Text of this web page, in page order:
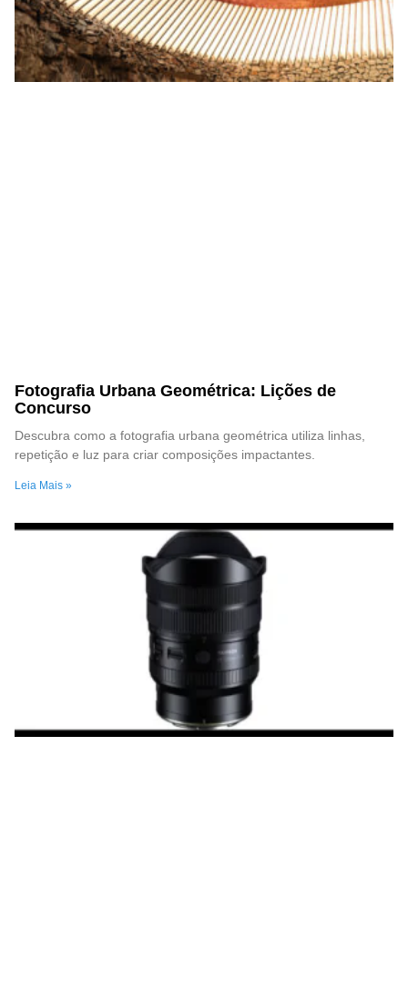
Fotografia Urbana Geométrica: Lições de
Concurso
Descubra como a fotografia urbana geométrica utiliza linhas,
repetição e luz para criar composições impactantes.
Leia Mais »